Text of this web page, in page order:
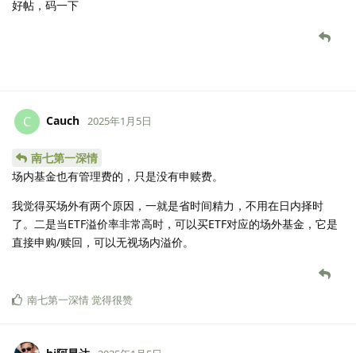
好帖，码一下
C Cauch 2025年1月5日
南七第一深情
场内基金也有管理费的，只是没有申赎费。
我觉得买场外有两个原因，一就是省时间精力，不用在日内择时
了。二是当ETF溢价率非常高时，可以买ETF对应的场外基金，它是
直接申购/赎回，可以无视场内溢价。
南七第一深情觉得很赞